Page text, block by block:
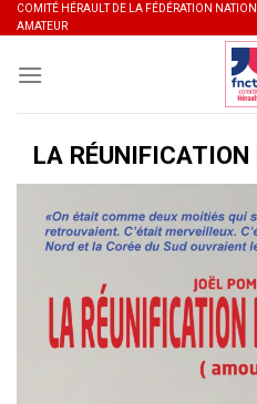
Skip
to
content
COMITÉ HÉRAULT DE LA FÉDÉRATION
AMATEUR
LA RÉUNIFICATION